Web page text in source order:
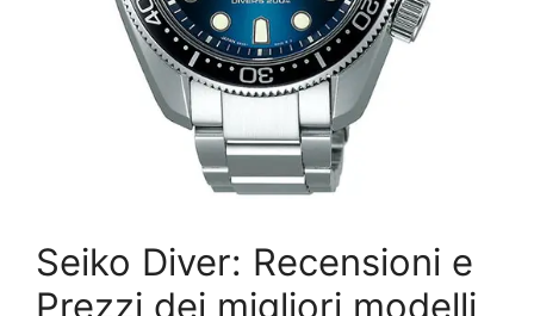
Seiko Diver: Recensioni e
Prezzi dei migliori modelli